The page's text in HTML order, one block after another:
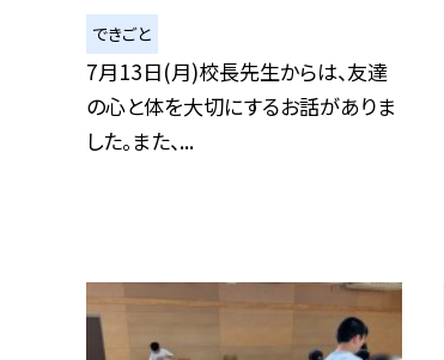
できごと
7月13日(月)校長先生からは、友達
の心と体を大切にするお話がありま
した。また、...